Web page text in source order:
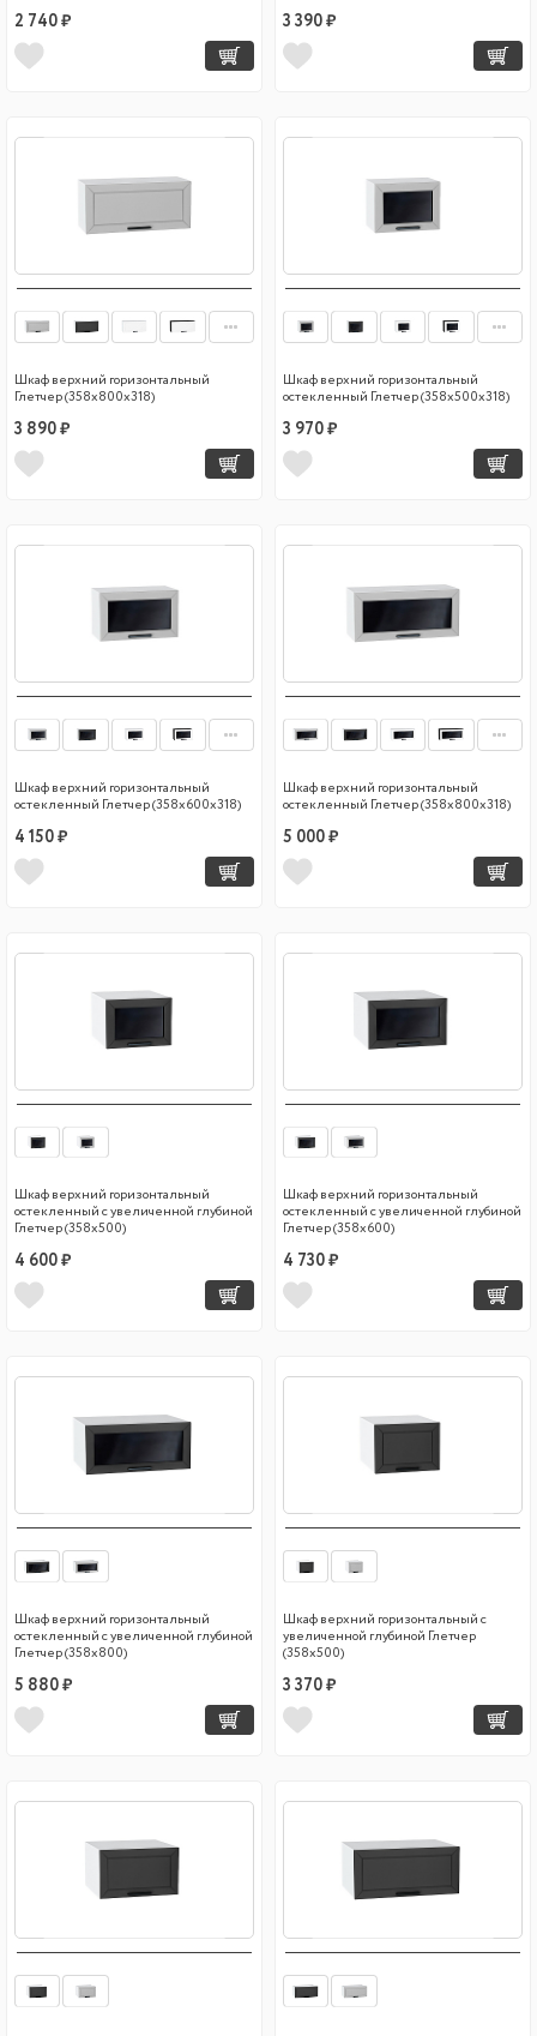
2 740 ₽ 3 390 ₽
Шкаф верхний горизонтальный
Глетчер (358х800х318)
3 890 ₽
Шкаф верхний горизонтальный
остекленный Глетчер (358х500х318)
3 970 ₽
Шкаф верхний горизонтальный
остекленный Глетчер (358х600х318)
4 150 ₽
Шкаф верхний горизонтальный
остекленный Глетчер (358х800х318)
5 000 ₽
Шкаф верхний горизонтальный
остекленный с увеличенной глубиной
Глетчер (358х500)
4 600 ₽
Шкаф верхний горизонтальный
остекленный с увеличенной глубиной
Глетчер (358х600)
4 730 ₽
Шкаф верхний горизонтальный
остекленный с увеличенной глубиной
Глетчер (358х800)
5 880 ₽
Шкаф верхний горизонтальный с
увеличенной глубиной Глетчер
(358х500)
3 370 ₽